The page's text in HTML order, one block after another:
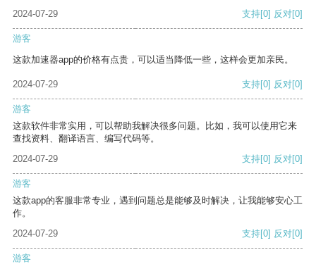
2024-07-29
支持[0] 反对[0]
游客
这款加速器app的价格有点贵，可以适当降低一些，这样会更加亲民。
2024-07-29 支持[0] 反对[0]
游客
这款软件非常实用，可以帮助我解决很多问题。比如，我可以使用它来
查找资料、翻译语言、编写代码等。
2024-07-29
支持[0] 反对[0]
游客
这款app的客服非常专业，遇到问题总是能够及时解决，让我能够安心工
作。
2024-07-29
支持[0] 反对[0]
游客